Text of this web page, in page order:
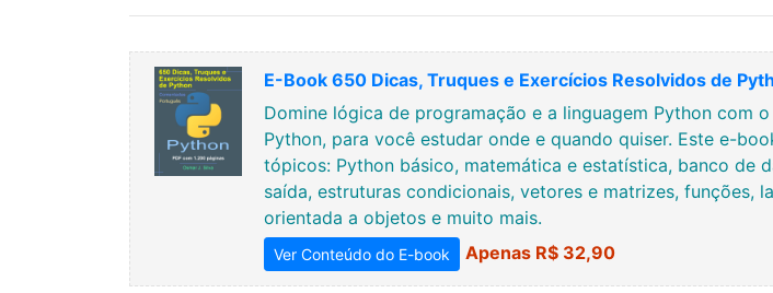
E-Book 650 Dicas, Truques e Exercícios Resolvidos de
Domine lógica de programação e a linguagem Python com
Python, para você estudar onde e quando quiser. Este e-
tópicos: Python básico, matemática e estatística, banco de
saída, estruturas condicionais, vetores e matrizes, funções,
orientada a objetos e muito mais.
Ver Conteúdo do E-book Apenas R$ 32,90